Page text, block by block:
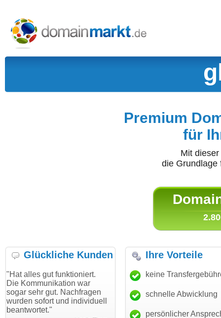
Premium
für
Mit
die
Glückliche Kunden
funktioniert.
war
Nachfragen
und individuell
"Danke für den schnellen
Transfer und guten Service!"
Thomas Schäfer
i can eckert communication GmbH
"Ich bin
haben.
mein
Ihre Vorteile
keine
schnelle Abwicklung
persönlicher